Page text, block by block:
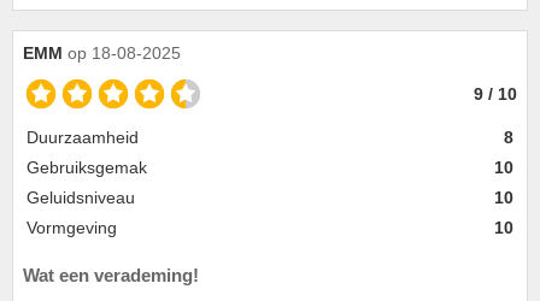
EMM op 18-08-2025
9 / 10
Duurzaamheid
8
Gebruiksgemak
10
Geluidsniveau
10
Vormgeving
10
Wat een verademing!